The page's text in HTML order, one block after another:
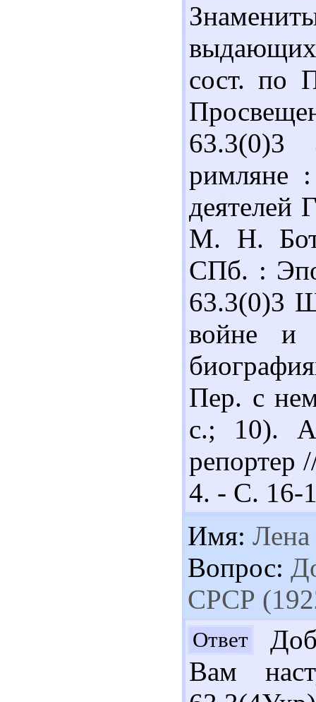
сост. по
63.3(0)3
римляне
деятелей
М. Н.
СПб. :
63.3(0)3
войне и
Пер. с
с.; 10).
4. - С. 16-
Имя: Лена
Вопрос:
СРСР
Ответ
Вам